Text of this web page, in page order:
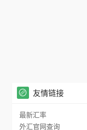
友情链接
最新汇率
外汇官网查询